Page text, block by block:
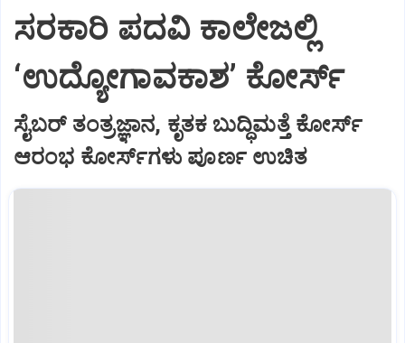
ಸರಕಾರಿ ಪದವಿ ಕಾಲೇಜಲ್ಲಿ
‘ಉದ್ಯೋಗಾವಕಾಶ’ ಕೋರ್ಸ್‌
ಸೈಬರ್‌ ತಂತ್ರಜ್ಞಾನ, ಕೃತಕ ಬುದ್ಧಿಮತ್ತೆ ಕೋರ್ಸ್‌
ಆರಂಭ ಕೋರ್ಸ್‌ಗಳು ಪೂರ್ಣ ಉಚಿತ